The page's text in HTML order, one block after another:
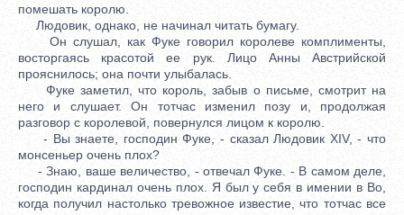
помешать королю.
Людовик, однако, не начинал читать бумагу.
Он слушал, как Фуке говорил королеве комплименты,
восторгаясь красотой ее рук. Лицо Анны Австрийской
прояснилось; она почти улыбалась.
Фуке заметил, что король, забыв о письме, смотрит на
него и слушает. Он тотчас изменил позу и, продолжая
разговор с королевой, повернулся лицом к королю.
- Вы знаете, господин Фуке, - сказал Людовик XIV, - что
монсеньер очень плох?
- Знаю, ваше величество, - отвечал Фуке. - В самом деле,
господин кардинал очень плох. Я был у себя в имении в Во,
когда получил настолько тревожное известие, что тотчас все